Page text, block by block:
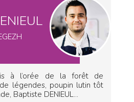
à l’orée de la forêt de
légendes, poupin lutin tôt
Baptiste DENIEUL...